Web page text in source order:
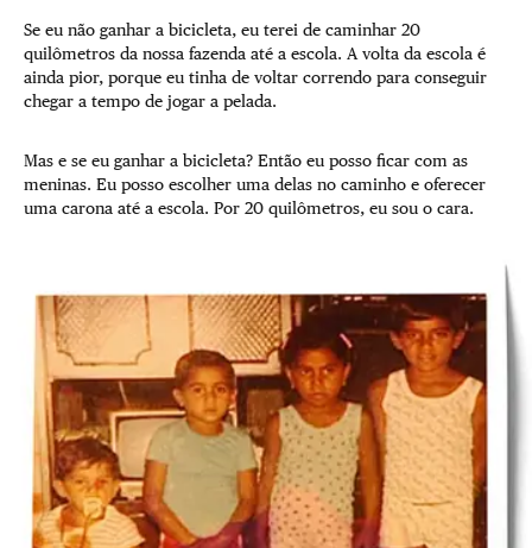
Se eu não ganhar a bicicleta, eu terei de caminhar 20
quilômetros da nossa fazenda até a escola. A volta da escola é
ainda pior, porque eu tinha de voltar correndo para conseguir
chegar a tempo de jogar a pelada.
Mas e se eu ganhar a bicicleta? Então eu posso ficar com as
meninas. Eu posso escolher uma delas no caminho e oferecer
uma carona até a escola. Por 20 quilômetros, eu sou o cara.